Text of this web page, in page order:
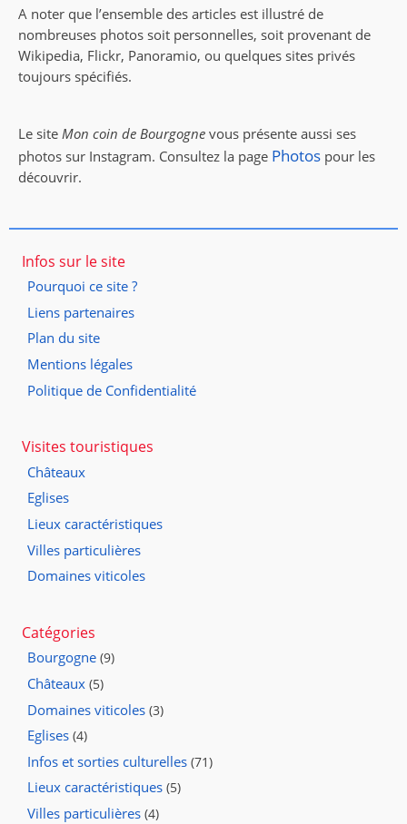
A noter que l’ensemble des articles est illustré de
nombreuses photos soit personnelles, soit provenant de
Wikipedia, Flickr, Panoramio, ou quelques sites privés
toujours spécifiés.
Le siteMon coin de Bourgognevous présente aussi ses
photos sur Instagram. Consultez la page Photos pour les
découvrir.
Infos sur le site
Pourquoi ce site ?
Liens partenaires
Plan du site
Mentions légales
Politique de Confidentialité
Visites touristiques
Châteaux
Eglises
Lieux caractéristiques
Villes particulières
Domaines viticoles
Catégories
Bourgogne(9)
Châteaux(5)
Domaines viticoles(3)
Eglises(4)
Infos et sorties culturelles(71)
Lieux caractéristiques(5)
Villes particulières(4)